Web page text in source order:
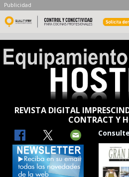
Publicidad
REVISTA DIGITAL
CONTRACT Y